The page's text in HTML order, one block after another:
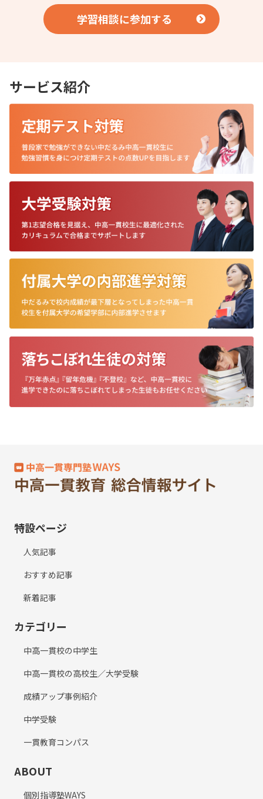
学習相談に参加する
サービス紹介
特設ページ
人気記事
おすすめ記事
新着記事
カテゴリー
中高一貫校の中学生
中高一貫校の高校生／大学受験
成績アップ事例紹介
中学受験
一貫教育コンパス
ABOUT
個別指導塾WAYS